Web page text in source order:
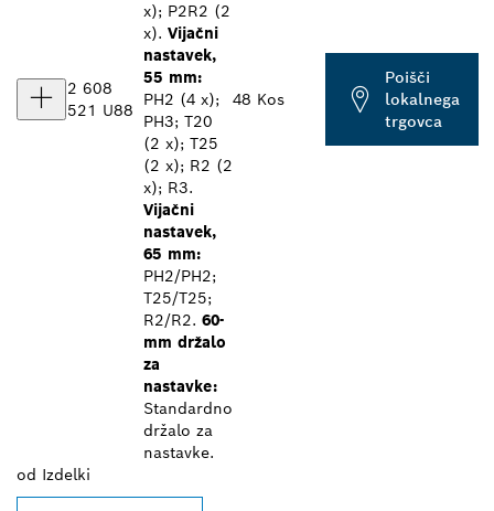
2 608
521 U88
x); P2R2 (2
x). Vijačni
nastavek,
55 mm:
PH2 (4 x);
PH3; T20
(2 x); T25
(2 x); R2 (2
x); R3.
Vijačni
nastavek,
65 mm:
PH2/PH2;
T25/T25;
R2/R2. 60-
mm držalo
za
nastavke:
Standardno
držalo za
nastavke.
48 Kos
Poišči
lokalnega
trgovca
od Izdelki